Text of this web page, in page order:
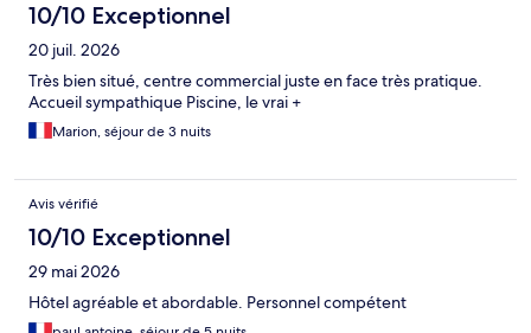
10/10 Exceptionnel
20 juil. 2026
Très bien situé, centre commercial juste en face très pratique.
Accueil sympathique Piscine, le vrai +
Marion, séjour de 3 nuits
Avis vérifié
10/10 Exceptionnel
29 mai 2026
Hôtel agréable et abordable. Personnel compétent